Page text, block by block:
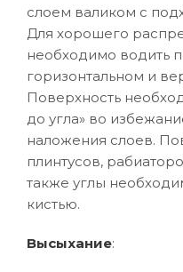
слоем валиком с
Для хорошего
необходимо водить
горизонтальном и
Поверхность
до угла» во
наложения слоев.
плинтусов,
также углы
кистью.
Высыхание: